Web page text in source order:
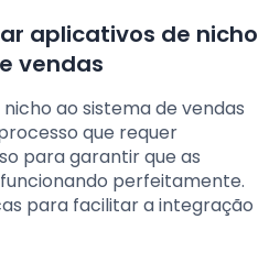
aplicativos de nicho
vendas
ao sistema de vendas
que requer
para garantir que as
perfeitamente.
para facilitar a integração